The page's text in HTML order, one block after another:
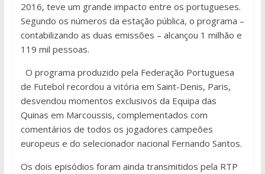
2016, teve um grande impacto entre os portugueses.
Segundo os números da estação pública, o programa –
contabilizando as duas emissões – alcançou 1 milhão e
119 mil pessoas.
O programa produzido pela Federação Portuguesa
de Futebol recordou a vitória em Saint-Denis, Paris,
desvendou momentos exclusivos da Equipa das
Quinas em Marcoussis, complementados com
comentários de todos os jogadores campeões
europeus e do selecionador nacional Fernando Santos.
Os dois episódios foram ainda transmitidos pela RTP